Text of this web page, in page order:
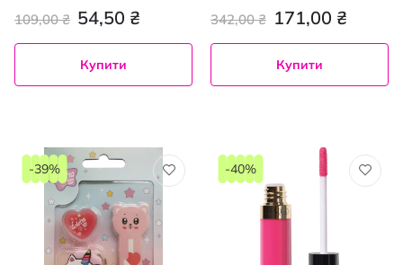
54,50 ₴
109,00 ₴
Купити
171,00 ₴
342,00 ₴
Купити
-39% -40%